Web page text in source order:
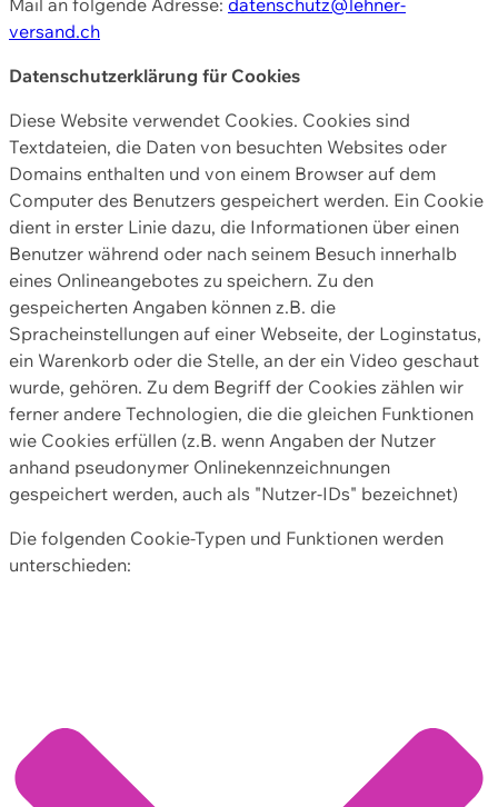
versand.ch
Datenschutzerklärung für Cookies
Diese Website verwendet Cookies. Cookies sind
Textdateien, die Daten von besuchten Websites oder
Domains enthalten und von einem Browser auf dem
Computer des Benutzers gespeichert werden. Ein Cookie
dient in erster Linie dazu, die Informationen über einen
Benutzer während oder nach seinem Besuch innerhalb
eines Onlineangebotes zu speichern. Zu den
gespeicherten Angaben können z.B. die
Spracheinstellungen auf einer Webseite, der Loginstatus,
ein Warenkorb oder die Stelle, an der ein Video geschaut
wurde, gehören. Zu dem Begriff der Cookies zählen wir
ferner andere Technologien, die die gleichen Funktionen
wie Cookies erfüllen (z.B. wenn Angaben der Nutzer
anhand pseudonymer Onlinekennzeichnungen
gespeichert werden, auch als "Nutzer-IDs" bezeichnet)
Die folgenden Cookie-Typen und Funktionen werden
unterschieden: